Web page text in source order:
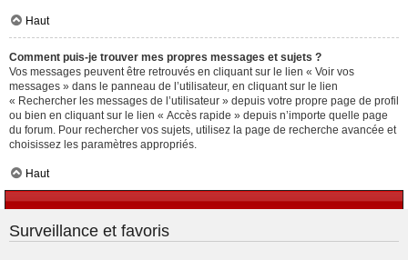
Haut
Comment puis-je trouver mes propres messages et sujets ?
Vos messages peuvent être retrouvés en cliquant sur le lien « Voir vos
messages » dans le panneau de l’utilisateur, en cliquant sur le lien
« Rechercher les messages de l’utilisateur » depuis votre propre page de profil
ou bien en cliquant sur le lien « Accès rapide » depuis n’importe quelle page
du forum. Pour rechercher vos sujets, utilisez la page de recherche avancée et
choisissez les paramètres appropriés.
Haut
Surveillance et favoris